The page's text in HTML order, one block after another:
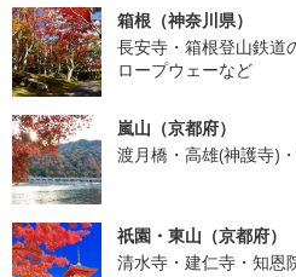
箱根（神奈川県）
長安寺・箱根登山鉄道
ロープウェーなど
嵐山（京都府）
渡月橋・高雄(神護寺)
祇園・東山（京都府）
清水寺・建仁寺・知恩